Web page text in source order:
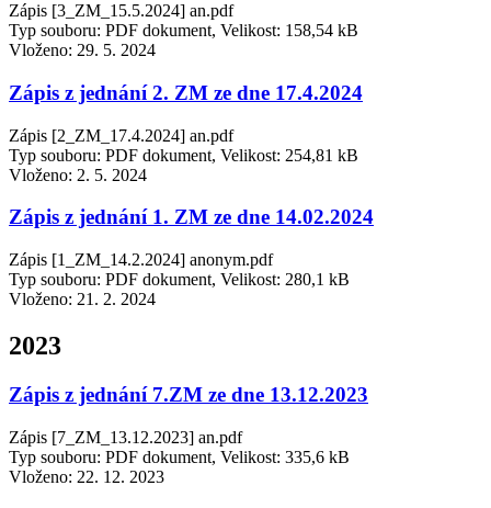
Zápis [3_ZM_15.5.2024] an.pdf
Typ souboru: PDF dokument, Velikost: 158,54 kB
Vloženo: 29. 5. 2024
Zápis z jednání 2. ZM ze dne 17.4.2024
Zápis [2_ZM_17.4.2024] an.pdf
Typ souboru: PDF dokument, Velikost: 254,81 kB
Vloženo: 2. 5. 2024
Zápis z jednání 1. ZM ze dne 14.02.2024
Zápis [1_ZM_14.2.2024] anonym.pdf
Typ souboru: PDF dokument, Velikost: 280,1 kB
Vloženo: 21. 2. 2024
2023
Zápis z jednání 7.ZM ze dne 13.12.2023
Zápis [7_ZM_13.12.2023] an.pdf
Typ souboru: PDF dokument, Velikost: 335,6 kB
Vloženo: 22. 12. 2023